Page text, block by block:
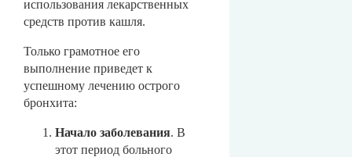
использования лекарственных
средств против кашля.
Только грамотное его
выполнение приведет к
успешному лечению острого
бронхита:
Начало заболевания. В
этот период больного